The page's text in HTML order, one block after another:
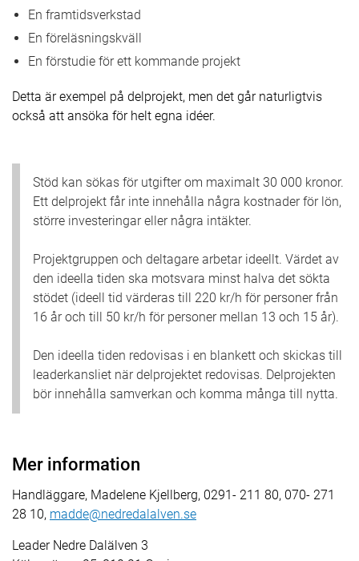
En framtidsverkstad
En föreläsningskväll
En förstudie för ett kommande projekt
Detta är exempel på delprojekt, men det går naturligtvis
också att ansöka för helt egna idéer.
Stöd kan sökas för utgifter om maximalt 30 000 kronor.
Ett delprojekt får inte innehålla några kostnader för lön,
större investeringar eller några intäkter.
Projektgruppen och deltagare arbetar ideellt. Värdet av
den ideella tiden ska motsvara minst halva det sökta
stödet (ideell tid värderas till 220 kr/h för personer från
16 år och till 50 kr/h för personer mellan 13 och 15 år).
Den ideella tiden redovisas i en blankett och skickas till
leaderkansliet när delprojektet redovisas. Delprojekten
bör innehålla samverkan och komma många till nytta.
Mer information
Handläggare, Madelene Kjellberg, 0291- 211 80, 070- 271
28 10, madde@nedredalalven.se
Leader Nedre Dalälven 3